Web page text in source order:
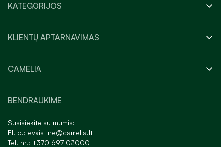
KATEGORIJOS
KLIENTŲ APTARNAVIMAS
CAMELIA
BENDRAUKIME
Susisiekite su mumis:
El. p.: evaistine@camelia.lt
Tel. nr.: +370 697 03000